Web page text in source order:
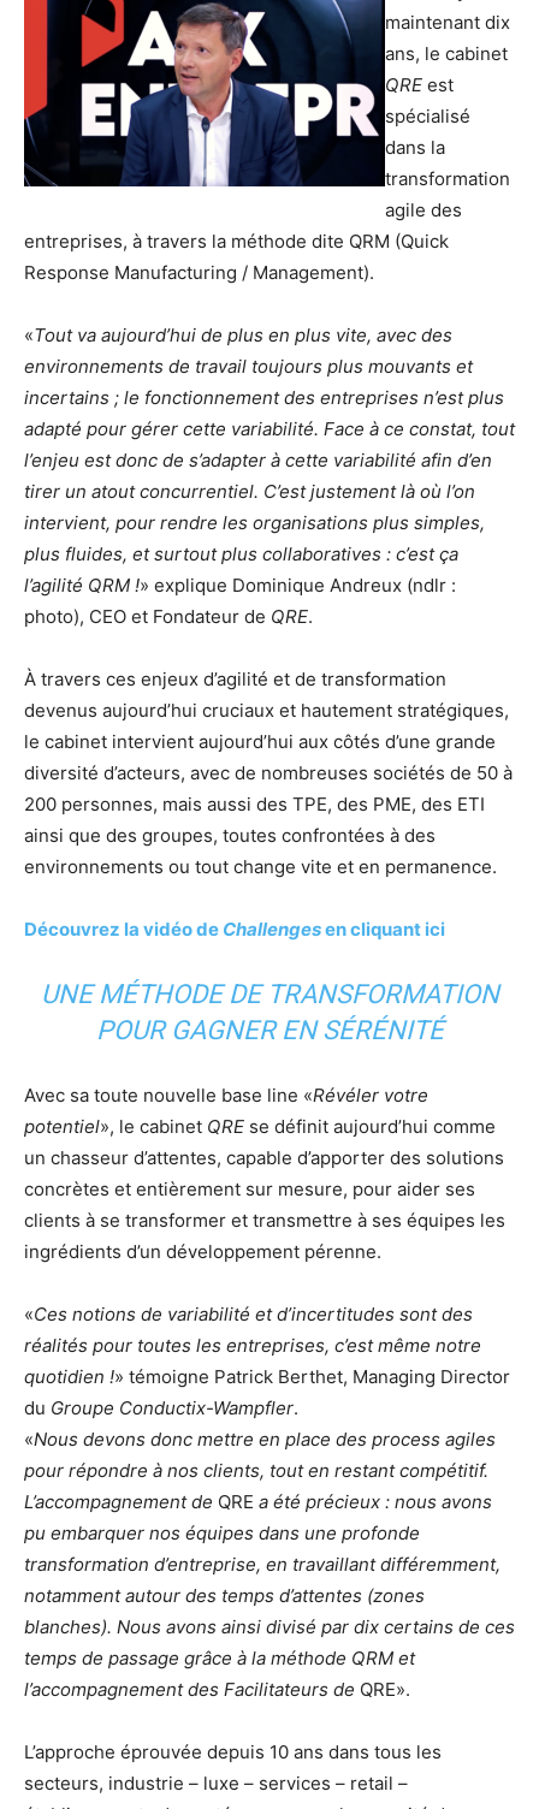
maintenant dix
ans, le cabinet
QRE est
spécialisé
dans la
transformation
agile des
entreprises, à travers la méthode dite QRM (Quick
Response Manufacturing / Management).
«Tout va aujourd’hui de plus en plus vite, avec des
environnements de travail toujours plus mouvants et
incertains ; le fonctionnement des entreprises n’est plus
adapté pour gérer cette variabilité. Face à ce constat, tout
l’enjeu est donc de s’adapter à cette variabilité afin d’en
tirer un atout concurrentiel. C’est justement là où l’on
intervient, pour rendre les organisations plus simples,
plus fluides, et surtout plus collaboratives : c’est ça
l’agilité QRM !» explique Dominique Andreux (ndlr :
photo), CEO et Fondateur de QRE.
À travers ces enjeux d’agilité et de transformation
devenus aujourd’hui cruciaux et hautement stratégiques,
le cabinet intervient aujourd’hui aux côtés d’une grande
diversité d’acteurs, avec de nombreuses sociétés de 50 à
200 personnes, mais aussi des TPE, des PME, des ETI
ainsi que des groupes, toutes confrontées à des
environnements ou tout change vite et en permanence.
Découvrez la vidéo de Challengesen cliquant ici
UNE MÉTHODE DE TRANSFORMATION
POUR GAGNER EN SÉRÉNITÉ
Avec sa toute nouvelle base line «Révéler votre
potentiel», le cabinet QRE se définit aujourd’hui comme
un chasseur d’attentes, capable d’apporter des solutions
concrètes et entièrement sur mesure, pour aider ses
clients à se transformer et transmettre à ses équipes les
ingrédients d’un développement pérenne.
«Ces notions de variabilité et d’incertitudes sont des
réalités pour toutes les entreprises, c’est même notre
quotidien !» témoigne Patrick Berthet, Managing Director
du Groupe Conductix-Wampfler.
«Nous devons donc mettre en place des process agiles
pour répondre à nos clients, tout en restant compétitif.
L’accompagnement de QRE a été précieux : nous avons
pu embarquer nos équipes dans une profonde
transformation d’entreprise, en travaillant différemment,
notamment autour des temps d’attentes (zones
blanches). Nous avons ainsi divisé par dix certains de ces
temps de passage grâce à la méthode QRM et
l’accompagnement des Facilitateurs de QRE».
L’approche éprouvée depuis 10 ans dans tous les
secteurs, industrie – luxe – services – retail –